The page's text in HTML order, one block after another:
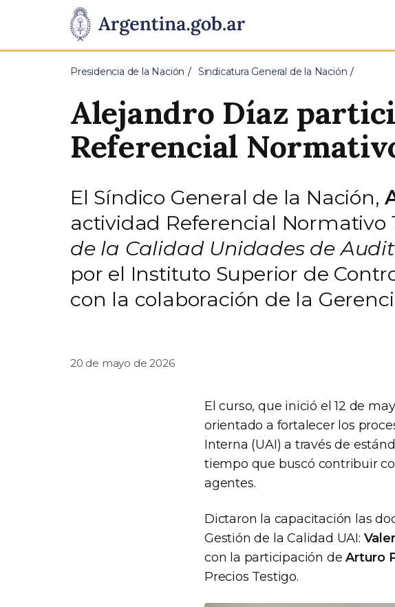
Presidencia
de
Pasar al contenido principal
Presidencia de la Nación Sindicatura General de la Nación
Alejandro Díaz
Referencial
El Síndico General de la Nación,
actividad Referencial Normativo
de la Calidad Unidades de
por el Instituto Superior de
con la colaboración de la
20 de mayo de 2026
El curso, que inició el 12 de
orientado a fortalecer los
Interna (UAI) a través de
tiempo que buscó contribuir
agentes.
Dictaron la capacitación las
Gestión de la Calidad UAI:
con la participación deArturo
Precios Testigo.